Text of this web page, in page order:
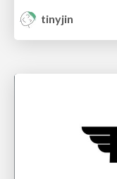
tinyjin